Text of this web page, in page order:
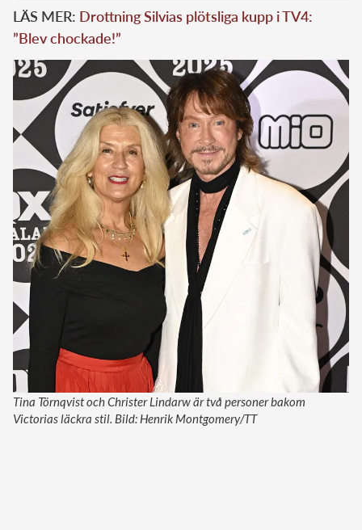
LÄS MER: Drottning Silvias plötsliga kupp i TV4:
”Blev chockade!”
Tina Törnqvist och Christer Lindarw är två personer bakom
Victorias läckra stil. Bild: Henrik Montgomery/TT